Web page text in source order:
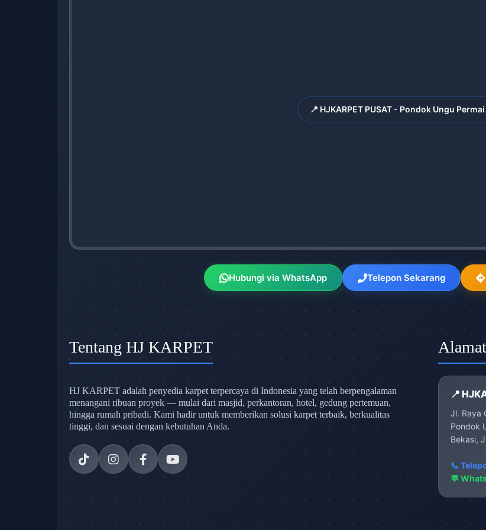
📍 HJKARPET PUSAT - Pondok Ungu Permai
Hubungi via WhatsApp Telepon Sekarang
Tentang HJ KARPET
HJ KARPET adalah penyedia karpet terpercaya di Indonesia yang telah berpengalaman
menangani ribuan proyek — mulai dari masjid, perkantoran, hotel, gedung pertemuan,
hingga rumah pribadi. Kami hadir untuk memberikan solusi karpet terbaik, berkualitas
tinggi, dan sesuai dengan kebutuhan Anda.
📍
Jl. Raya
Pondok
Bekasi,
📞
💬